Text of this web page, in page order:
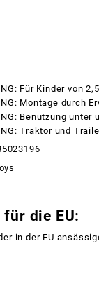
Für Kinder von
Montage durch
Benutzung
Traktor und
die EU:
in der EU